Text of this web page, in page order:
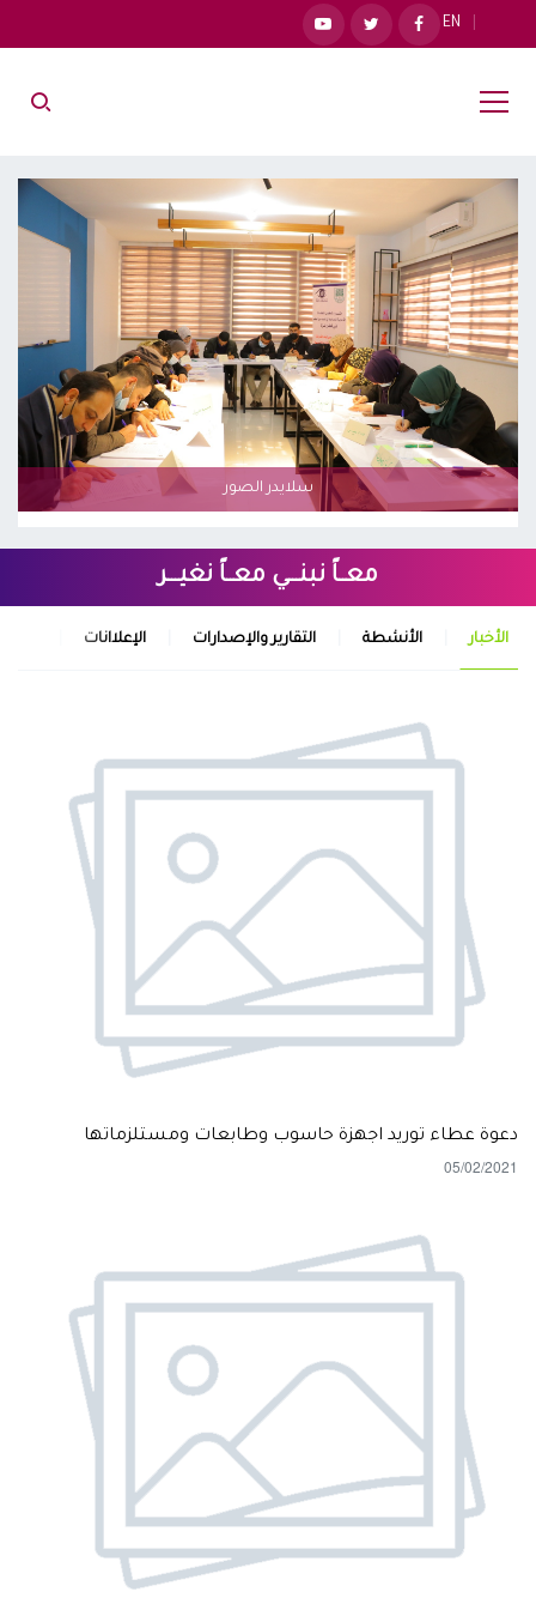
EN
سلايدر الصور
معــاً نبنـــي معــاً نغيـــر
الأخبار الأنشطة التقارير والإصدارات الإعلاانات
دعوة عطاء توريد اجهزة حاسوب وطابعات ومستلزماتها
05/02/2021